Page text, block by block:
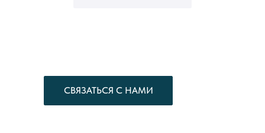
СВЯЗАТЬСЯ С НАМИ